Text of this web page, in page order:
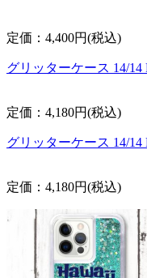
定価：4,400円(税込)
グリッターケース 14/14
定価：4,180円(税込)
グリッターケース 14/14
定価：4,180円(税込)